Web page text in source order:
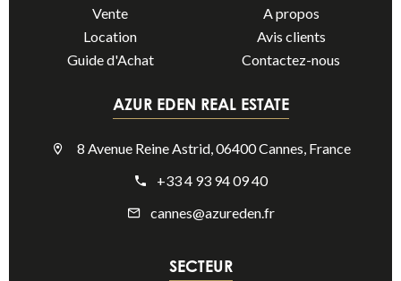
Vente
Location
Guide d'Achat
A propos
Avis clients
Contactez-nous
AZUR EDEN REAL ESTATE
8 Avenue Reine Astrid, 06400 Cannes, France
+33 4 93 94 09 40
cannes@azureden.fr
SECTEUR